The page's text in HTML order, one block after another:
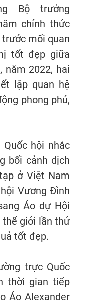
Bộ trưởng
chính thức
mối quan
tốt đẹp giữa
năm 2022, hai
lập quan hệ
phong phú,
hội nhắc
bối cảnh dịch
ở Việt Nam
Vương Đình
Áo dự Hội
thế giới lần thứ
tốt đẹp.
trực Quốc
thời gian tiếp
Áo Alexander